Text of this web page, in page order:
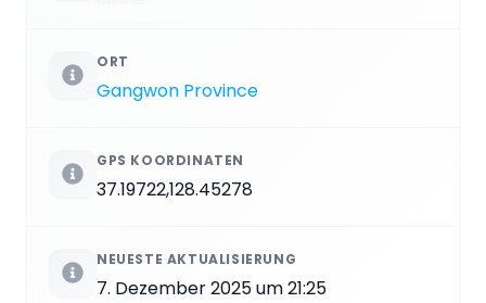
ORT
Gangwon Province
GPS KOORDINATEN
37.19722,128.45278
NEUESTE AKTUALISIERUNG
7. Dezember 2025 um 21:25